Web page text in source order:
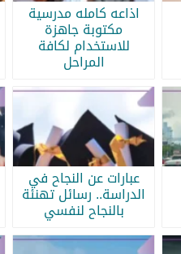
اذاعه كامله مدرسية
مكتوبة جاهزة
للاستخدام لكافة
المراحل
عبارات عن النجاح في
الدراسة.. رسائل تهنئة
بالنجاح لنفسي